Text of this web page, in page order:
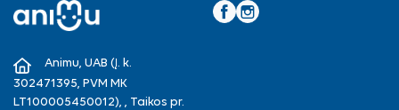
Animu, UAB (Į. k.
302471395, PVM MK
LT100005450012), , Taikos pr.